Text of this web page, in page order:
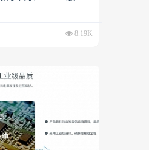
8.19K